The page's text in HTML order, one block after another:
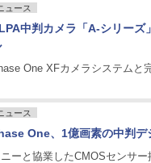
ュース
中判カメラ「A-シリーズ
One XFカメラシステムと
ュース
One、1億画素の中判デ
ニーと協業したCMOSセンサ